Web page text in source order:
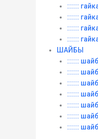
::::::
::::::
::::::
::::::
ШАЙБЫ
::::::
::::::
::::::
::::::
::::::
::::::
::::::